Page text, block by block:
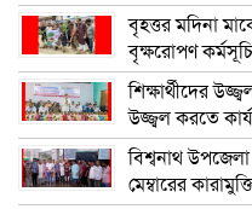
বৃহত্তর মদিনা
বৃক্ষরোপণ
শিক্ষার্থীদের
উজ্জ্বল করতে
বিশ্বনাথ
মেম্বারের